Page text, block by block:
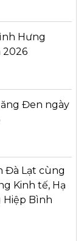
Hưng
2026
Đen ngày
Đà Lạt cùng
Kinh tế, Hạ
Bình